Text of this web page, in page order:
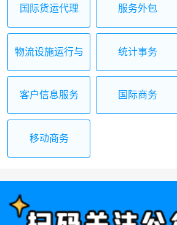
国际货运代理 服务外包
物流设施运行与
统计事务
客户信息服务 国际商务
移动商务